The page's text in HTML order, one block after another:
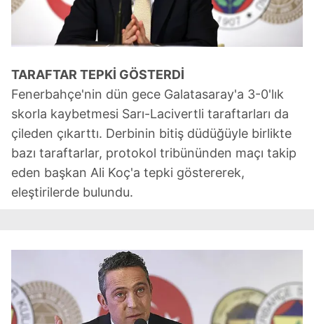
TARAFTAR TEPKİ GÖSTERDİ
Fenerbahçe'nin dün gece Galatasaray'a 3-0'lık
skorla kaybetmesi Sarı-Lacivertli taraftarları da
çileden çıkarttı. Derbinin bitiş düdüğüyle birlikte
bazı taraftarlar, protokol tribününden maçı takip
eden başkan Ali Koç'a tepki göstererek,
eleştirilerde bulundu.